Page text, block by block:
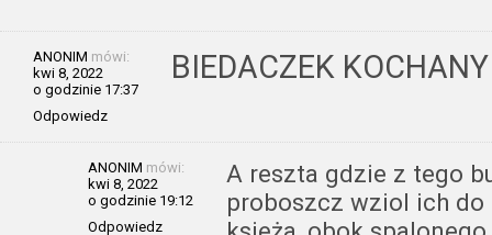
ANONIM mówi:
kwi 8, 2022
o godzinie 17:37
Odpowiedz
BIEDACZEK KOCHANY
ANONIM mówi:
kwi 8, 2022
o godzinie 19:12
Odpowiedz
A reszta gdzie z tego
proboszcz wziol ich